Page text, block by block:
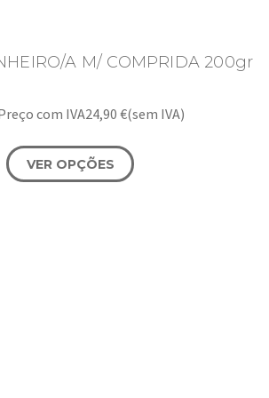
A M/ COMPRIDA 200gr
com IVA24,90 €(sem IVA)
VER OPÇÕES